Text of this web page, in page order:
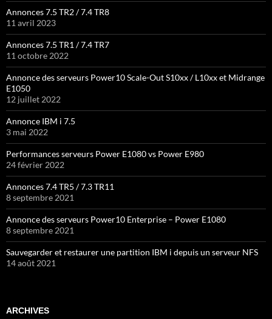
Annonces 7.5 TR2 / 7.4 TR8
11 avril 2023
Annonces 7.5 TR1 / 7.4 TR7
11 octobre 2022
Annonce des serveurs Power10 Scale-Out S10xx / L10xx et Midrange
E1050
12 juillet 2022
Annonce IBM i 7.5
3 mai 2022
Performances serveurs Power E1080 vs Power E980
24 février 2022
Annonces 7.4 TR5 / 7.3 TR11
8 septembre 2021
Annonce des serveurs Power10 Enterprise – Power E1080
8 septembre 2021
Sauvegarder et restaurer une partition IBM i depuis un serveur NFS
14 août 2021
ARCHIVES